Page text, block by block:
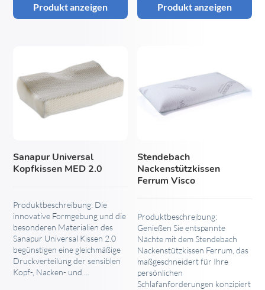
Produkt anzeigen Produkt anzeigen
Sanapur Universal
Kopfkissen MED 2.0
Produktbeschreibung: Die
innovative Formgebung und die
besonderen Materialien des
Sanapur Universal Kissen 2.0
begünstigen eine gleichmäßige
Druckverteilung der sensiblen
Kopf-, Nacken- und ...
Stendebach
Nackenstützkissen
Ferrum Visco
Produktbeschreibung:
Genießen Sie entspannte
Nächte mit dem Stendebach
Nackenstützkissen Ferrum, das
maßgeschneidert für Ihre
persönlichen
Schlafanforderungen konzipiert